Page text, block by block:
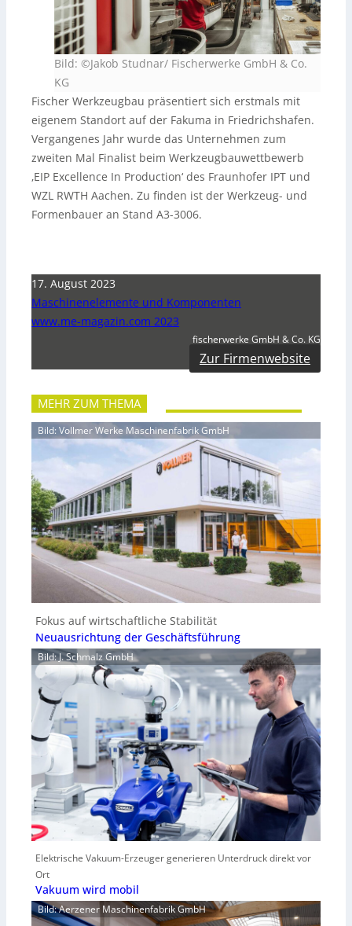
Bild: ©Jakob Studnar/ Fischerwerke GmbH & Co.
KG
Fischer Werkzeugbau präsentiert sich erstmals mit
eigenem Standort auf der Fakuma in Friedrichshafen.
Vergangenes Jahr wurde das Unternehmen zum
zweiten Mal Finalist beim Werkzeugbauwettbewerb
‚EIP Excellence In Production‘ des Fraunhofer IPT und
WZL RWTH Aachen. Zu finden ist der Werkzeug- und
Formenbauer an Stand A3-3006.
17. August 2023
Maschinenelemente und Komponenten
www.me-magazin.com 2023
fischerwerke GmbH & Co. KG
Zur Firmenwebsite
MEHR ZUM THEMA
Bild: Vollmer Werke Maschinenfabrik GmbH
Fokus auf wirtschaftliche Stabilität
Neuausrichtung der Geschäftsführung
Bild: J. Schmalz GmbH
Elektrische Vakuum-Erzeuger generieren Unterdruck direkt vor
Ort
Vakuum wird mobil
Bild: Aerzener Maschinenfabrik GmbH